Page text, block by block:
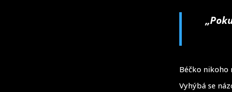
Béčko nikoho
Vyhýbá se